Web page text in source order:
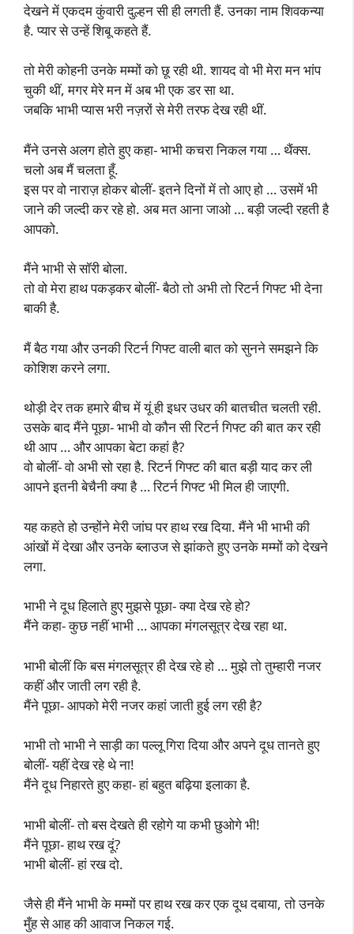
देखने में एकदम कुंवारी दुल्हन सी ही लगती हैं. उनका नाम शिवकन्या
है. प्यार से उन्हें शिबू कहते हैं.
तो मेरी कोहनी उनके मम्मों को छू रही थी. शायद वो भी मेरा मन भांप
चुकी थीं, मगर मेरे मन में अब भी एक डर सा था.
जबकि भाभी प्यास भरी नज़रों से मेरी तरफ देख रही थीं.
मैंने उनसे अलग होते हुए कहा- भाभी कचरा निकल गया … थैंक्स.
चलो अब मैं चलता हूँ.
इस पर वो नाराज़ होकर बोलीं- इतने दिनों में तो आए हो … उसमें भी
जाने की जल्दी कर रहे हो. अब मत आना जाओ … बड़ी जल्दी रहती है
आपको.
मैंने भाभी से सॉरी बोला.
तो वो मेरा हाथ पकड़कर बोलीं- बैठो तो अभी तो रिटर्न गिफ्ट भी देना
बाकी है.
मैं बैठ गया और उनकी रिटर्न गिफ्ट वाली बात को सुनने समझने कि
कोशिश करने लगा.
थोड़ी देर तक हमारे बीच में यूं ही इधर उधर की बातचीत चलती रही.
उसके बाद मैंने पूछा- भाभी वो कौन सी रिटर्न गिफ्ट की बात कर रही
थी आप … और आपका बेटा कहां है?
वो बोलीं- वो अभी सो रहा है. रिटर्न गिफ्ट की बात बड़ी याद कर ली
आपने इतनी बेचैनी क्या है … रिटर्न गिफ्ट भी मिल ही जाएगी.
यह कहते हो उन्होंने मेरी जांघ पर हाथ रख दिया. मैंने भी भाभी की
आंखों में देखा और उनके ब्लाउज से झांकते हुए उनके मम्मों को देखने
लगा.
भाभी ने दूध हिलाते हुए मुझसे पूछा- क्या देख रहे हो?
मैंने कहा- कुछ नहीं भाभी … आपका मंगलसूत्र देख रहा था.
भाभी बोलीं कि बस मंगलसूत्र ही देख रहे हो … मुझे तो तुम्हारी नजर
कहीं और जाती लग रही है.
मैंने पूछा- आपको मेरी नजर कहां जाती हुई लग रही है?
भाभी तो भाभी ने साड़ी का पल्लू गिरा दिया और अपने दूध तानते हुए
बोलीं- यहीं देख रहे थे ना!
मैंने दूध निहारते हुए कहा- हां बहुत बढ़िया इलाका है.
भाभी बोलीं- तो बस देखते ही रहोगे या कभी छुओगे भी!
मैंने पूछा- हाथ रख दूं?
भाभी बोलीं- हां रख दो.
जैसे ही मैंने भाभी के मम्मों पर हाथ रख कर एक दूध दबाया, तो उनके
मुँह से आह की आवाज निकल गई.